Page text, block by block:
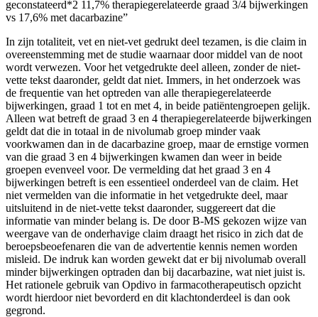
geconstateerd*2 11,7% therapiegerelateerde graad 3/4 bijwerkingen
vs 17,6% met dacarbazine”
In zijn totaliteit, vet en niet-vet gedrukt deel tezamen, is die claim in
overeenstemming met de studie waarnaar door middel van de noot
wordt verwezen. Voor het vetgedrukte deel alleen, zonder de niet-
vette tekst daaronder, geldt dat niet. Immers, in het onderzoek was
de frequentie van het optreden van alle therapiegerelateerde
bijwerkingen, graad 1 tot en met 4, in beide patiëntengroepen gelijk.
Alleen wat betreft de graad 3 en 4 therapiegerelateerde bijwerkingen
geldt dat die in totaal in de nivolumab groep minder vaak
voorkwamen dan in de dacarbazine groep, maar de ernstige vormen
van die graad 3 en 4 bijwerkingen kwamen dan weer in beide
groepen evenveel voor. De vermelding dat het graad 3 en 4
bijwerkingen betreft is een essentieel onderdeel van de claim. Het
niet vermelden van die informatie in het vetgedrukte deel, maar
uitsluitend in de niet-vette tekst daaronder, suggereert dat die
informatie van minder belang is. De door B-MS gekozen wijze van
weergave van de onderhavige claim draagt het risico in zich dat de
beroepsbeoefenaren die van de advertentie kennis nemen worden
misleid. De indruk kan worden gewekt dat er bij nivolumab overall
minder bijwerkingen optraden dan bij dacarbazine, wat niet juist is.
Het rationele gebruik van Opdivo in farmacotherapeutisch opzicht
wordt hierdoor niet bevorderd en dit klachtonderdeel is dan ook
gegrond.